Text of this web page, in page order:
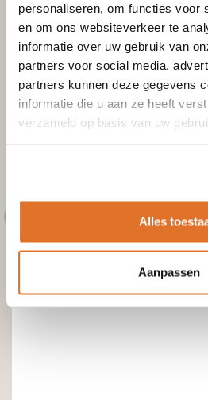
personaliseren, om functies voor
en om ons websiteverkeer te
informatie over uw gebruik van
partners voor social media,
partners kunnen deze gegevens
informatie die u aan ze heeft
verzameld op basis van uw
Alles
Aanpassen
€87,19
Toevoegen aan